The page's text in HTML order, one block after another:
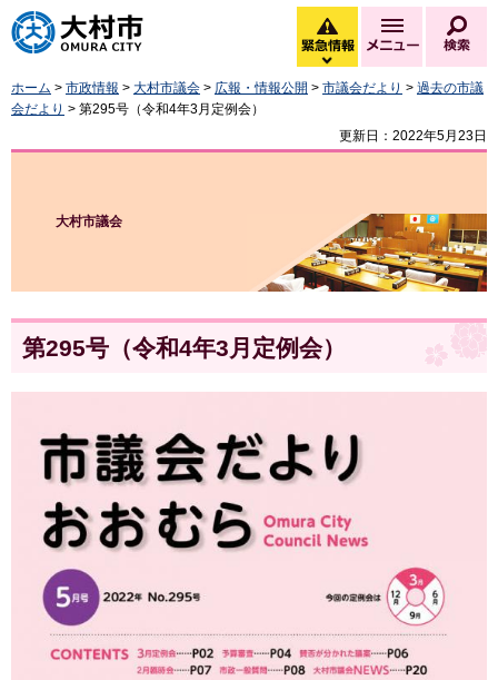
大村市
緊急情報
緊急情報を開く
メニュー
ホーム > 市政情報 > 大村市議会 > 広報・情報公開 > 市議会だより > 過去の市議
会だより > 第295号（令和4年3月定例会）
更新日：2022年5月23日
大村市議会
第295号（令和4年3月定例会）